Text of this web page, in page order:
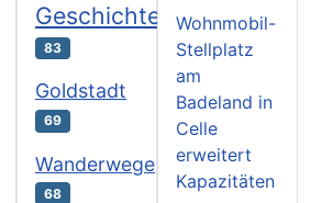
Geschichte
83
Goldstadt
69
Wanderwege
68
Wohnmobil-
Stellplatz
am
Badeland in
Celle
erweitert
Kapazitäten